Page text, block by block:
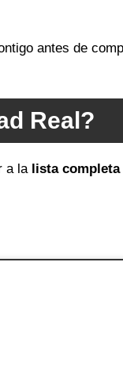
antes de
Real?
a la lista completa